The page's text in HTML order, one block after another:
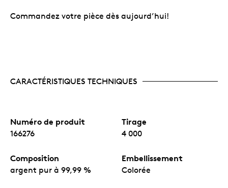
Commandez votre pièce dès aujourd’hui!
CARACTÉRISTIQUES TECHNIQUES
Numéro de produit
166276
Tirage
4 000
Composition
argent pur à 99,99 %
Embellissement
Colorée